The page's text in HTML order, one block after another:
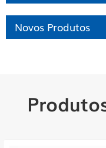
Novos Produtos